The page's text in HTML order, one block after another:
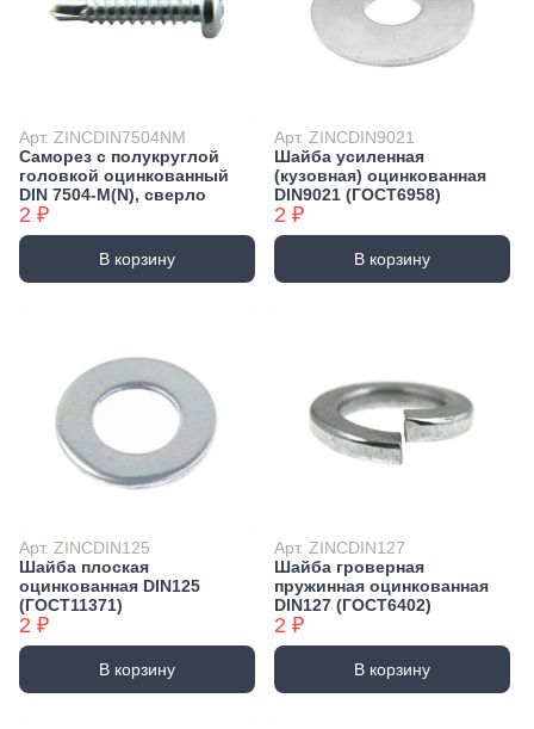
Арт. ZINCDIN7504NM
Саморез с полукруглой
головкой оцинкованный
DIN 7504-М(N), сверло
2 ₽
В корзину
Арт. ZINCDIN9021
Шайба усиленная
(кузовная) оцинкованная
DIN9021 (ГОСТ6958)
2 ₽
В корзину
Арт. ZINCDIN125
Шайба плоская
оцинкованная DIN125
(ГОСТ11371)
2 ₽
В корзину
Арт. ZINCDIN127
Шайба гроверная
пружинная оцинкованная
DIN127 (ГОСТ6402)
2 ₽
В корзину